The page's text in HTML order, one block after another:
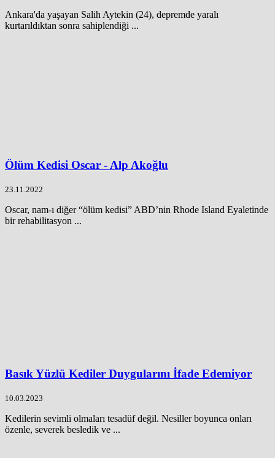
Ankara'da yaşayan Salih Aytekin (24), depremde yaralı
kurtarıldıktan sonra sahiplendiği ...
Ölüm Kedisi Oscar - Alp Akoğlu
23.11.2022
Oscar, nam-ı diğer “ölüm kedisi” ABD’nin Rhode Island Eyaletinde
bir rehabilitasyon ...
Basık Yüzlü Kediler Duygularını İfade Edemiyor
10.03.2023
Kedilerin sevimli olmaları tesadüf değil. Nesiller boyunca onları
özenle, severek besledik ve ...